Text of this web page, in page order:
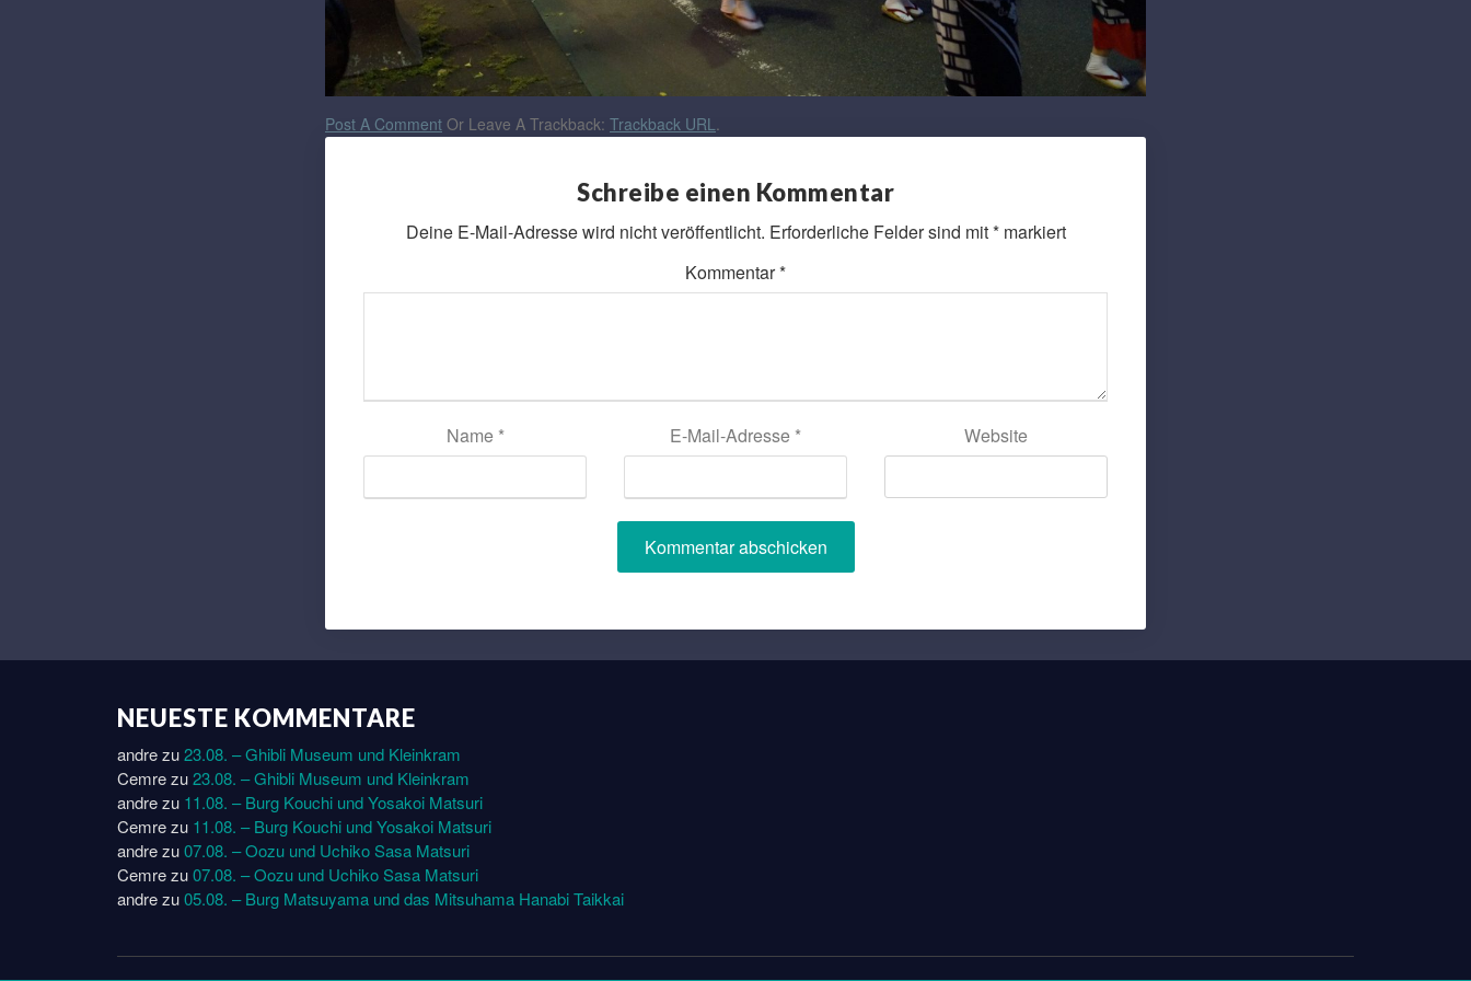
Post A Comment Or Leave A Trackback: Trackback URL.
Schreibe einen Kommentar
Deine E-Mail-Adresse wird nicht veröffentlicht. Erforderliche Felder sind mit*markiert
Kommentar*
Name * E-Mail-Adresse * Website
NEUESTE KOMMENTARE
andrezu23.08. – Ghibli Museum und Kleinkram
Cemrezu23.08. – Ghibli Museum und Kleinkram
andrezu 11.08. – Burg Kouchi und Yosakoi Matsuri
Cemrezu 11.08. – Burg Kouchi und Yosakoi Matsuri
andrezu07.08. – Oozu und Uchiko Sasa Matsuri
Cemrezu07.08. – Oozu und Uchiko Sasa Matsuri
andrezu05.08. – Burg Matsuyama und das Mitsuhama Hanabi Taikkai